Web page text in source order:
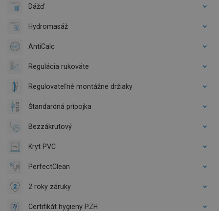
Dážď
Hydromasáž
AntiCalc
Regulácia rukoväte
Regulovateľné montážne držiaky
Štandardná prípojka
Bezzákrutový
Kryt PVC
PerfectClean
2 roky záruky
Certifikát hygieny PZH